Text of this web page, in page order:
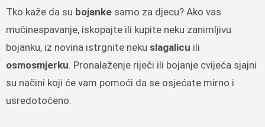
Tko kaže da su bojanke samo za djecu? Ako vas
mučinespavanje, iskopajte ili kupite neku zanimljivu
bojanku, iz novina istrgnite neku slagalicu ili
osmosmjerku. Pronalaženje riječi ili bojanje cvijeća sjajni
su načini koji će vam pomoći da se osjećate mirno i
usredotočeno.